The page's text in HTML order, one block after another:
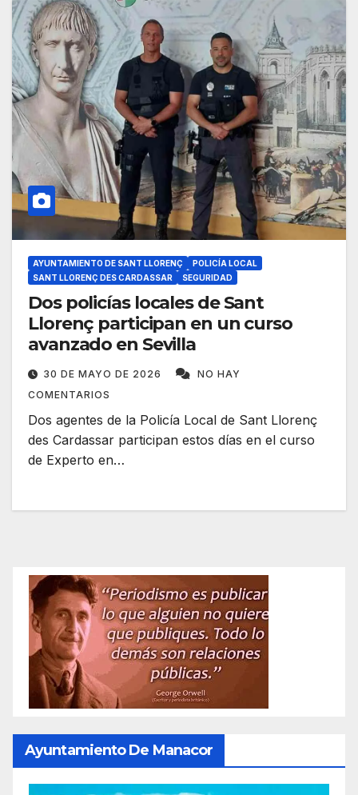
AYUNTAMIENTO DE SANT LLORENÇ
POLICÍA LOCAL
SANT LLORENÇ DES CARDASSAR
SEGURIDAD
Dos policías locales de Sant
Llorenç participan en un curso
avanzado en Sevilla
30 DE MAYO DE 2026
NO HAY
COMENTARIOS
Dos agentes de la Policía Local de Sant Llorenç
des Cardassar participan estos días en el curso
de Experto en…
Ayuntamiento De Manacor